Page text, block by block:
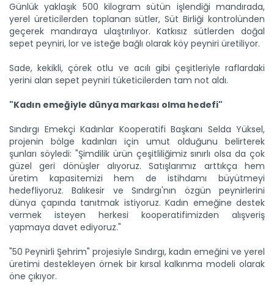
Günlük yaklaşık 500 kilogram sütün işlendiği mandırada,
yerel üreticilerden toplanan sütler, Süt Birliği kontrolünden
geçerek mandıraya ulaştırılıyor. Katkısız sütlerden doğal
sepet peyniri, lor ve isteğe bağlı olarak köy peyniri üretiliyor.
Sade, kekikli, çörek otlu ve acılı gibi çeşitleriyle raflardaki
yerini alan sepet peyniri tüketicilerden tam not aldı.
"Kadın emeğiyle dünya markası olma hedefi"
Sındırgı Emekçi Kadınlar Kooperatifi Başkanı Selda Yüksel,
projenin bölge kadınları için umut olduğunu belirterek
şunları söyledi: "Şimdilik ürün çeşitliliğimiz sınırlı olsa da çok
güzel geri dönüşler alıyoruz. Satışlarımız arttıkça hem
üretim kapasitemizi hem de istihdamı büyütmeyi
hedefliyoruz. Balıkesir ve Sındırgı'nın özgün peynirlerini
dünya çapında tanıtmak istiyoruz. Kadın emeğine destek
vermek isteyen herkesi kooperatifimizden alışveriş
yapmaya davet ediyoruz."
"50 Peynirli Şehrim" projesiyle Sındırgı, kadın emeğini ve yerel
üretimi destekleyen örnek bir kırsal kalkınma modeli olarak
öne çıkıyor.
Sulama projesinde sona...
Tarım ve Orman Bakanlığı Devlet Su İşleri Genel
Müdürlüğünün...
Devamını Oku ->
Genç girişimci devlet...
Erzincan’ın Tercan ilçesinde üniversite eğitimini